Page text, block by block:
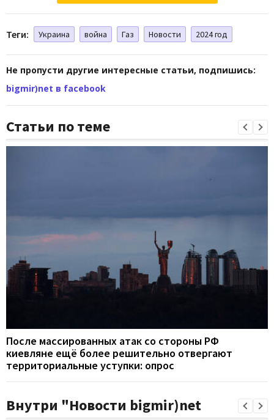
Теги: Украина война Газ Новости 2024 год
Не пропусти другие интересные статьи, подпишись:
bigmir)net в facebook
Статьи по теме
После массированных атак со стороны РФ
киевляне ещё более решительно отвергают
территориальные уступки: опрос
Внутри "Новости bigmir)net